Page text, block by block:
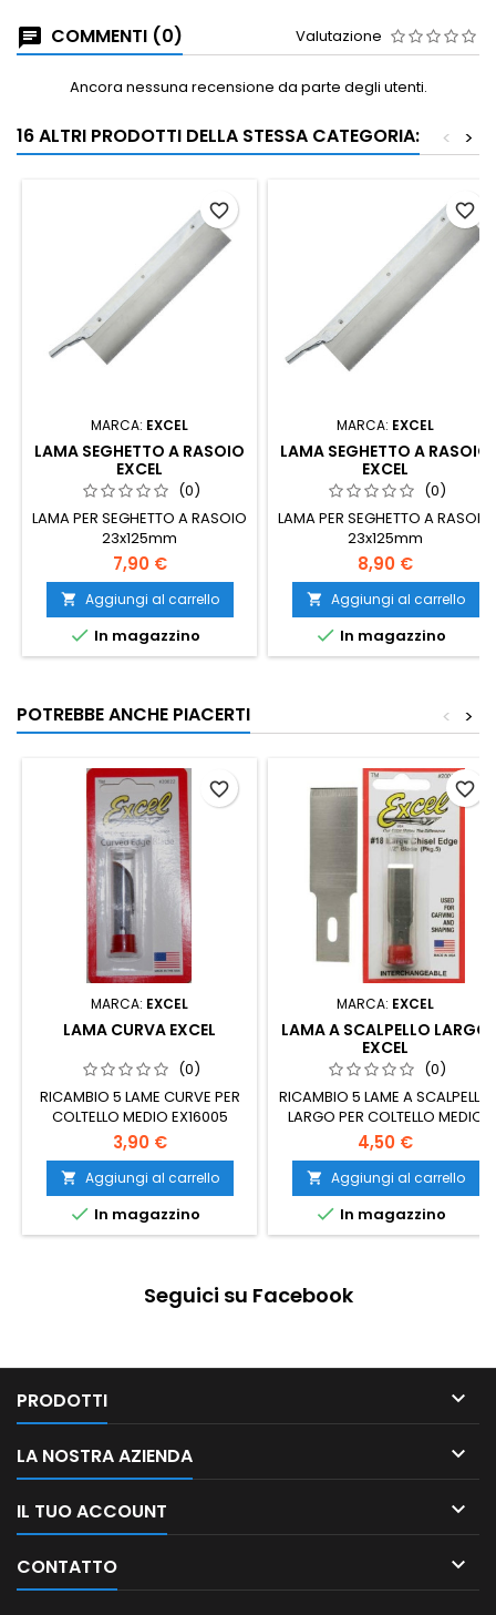
COMMENTI (0) Valutazione
Ancora nessuna recensione da parte degli utenti.
16 ALTRI PRODOTTI DELLA STESSA CATEGORIA: >
<
MARCA: EXCEL
LAMA SEGHETTO A RASOIO
EXCEL
(0)
LAMA PER SEGHETTO A RASOIO
23x125mm
7,90 €
 Aggiungi al carrello
 In magazzino
favorite_border
MARCA: EXCEL
LAMA SEGHETTO A RASOIO
EXCEL
(0)
LAMA PER SEGHETTO A RASOIO
23x125mm
8,90 €
 Aggiungi al carrello
 In magazzino
favorite_border
POTREBBE ANCHE PIACERTI >
<
MARCA: EXCEL
LAMA CURVA EXCEL
(0)
RICAMBIO 5 LAME CURVE PER
COLTELLO MEDIO EX16005
3,90 €
 Aggiungi al carrello
 In magazzino
favorite_border
MARCA: EXCEL
LAMA A SCALPELLO LARGO
EXCEL
(0)
RICAMBIO 5 LAME A SCALPELLO
LARGO PER COLTELLO MEDIO
EX16005
4,50 €
 Aggiungi al carrello
 In magazzino
favorite_border
Seguici su Facebook
PRODOTTI 
LA NOSTRA AZIENDA 
IL TUO ACCOUNT 
CONTATTO 